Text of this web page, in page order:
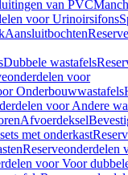
van PVC
voor Urinoirsifons
Aansluitbochten
Dubbele wastafels
voor
Onderbouwwastafels
voor Andere
Afvoerdeksel
met onderkast
Reserveonderdelen
voor Voor